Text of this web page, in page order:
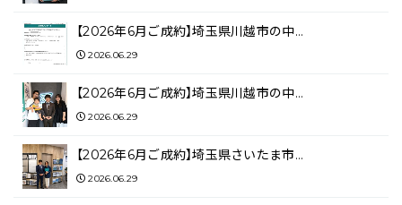
【2026年6月ご成約】埼玉県川越市の中…
2026.06.29
【2026年6月ご成約】埼玉県川越市の中…
2026.06.29
【2026年6月ご成約】埼玉県さいたま市…
2026.06.29